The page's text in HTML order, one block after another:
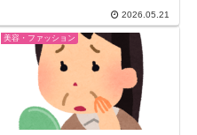
反論。紫外線が引き起こすたる
み・光老化・皮膚がんリスクま
で、アラフォー女性のリアルな体
験談と知識を20選でまとめまし
2026.05.21
美容・ファッション